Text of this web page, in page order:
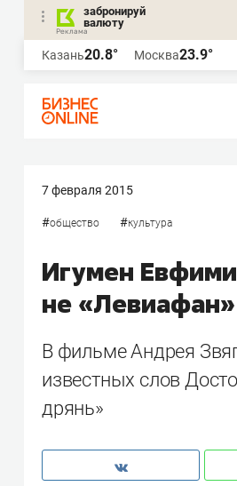
забронируй
валюту
Казань20.8° Москва23.9°
7 февраля 2015
#общество #культура
Игумен
не «Левиафан»
В фильме Андрея
известных слов
дрянь»